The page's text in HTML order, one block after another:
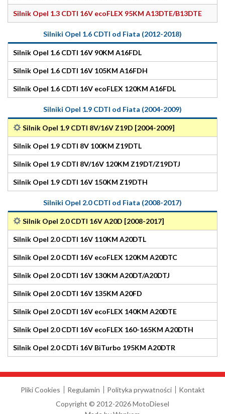
Silnik Opel 1.3 CDTI 16V ecoFLEX 95KM A13DTE/B13DTE
Silniki Opel 1.6 CDTI od Fiata (2012-2018)
Silnik Opel 1.6 CDTI 16V 90KM A16FDL
Silnik Opel 1.6 CDTI 16V 105KM A16FDH
Silnik Opel 1.6 CDTI 16V ecoFLEX 120KM A16FDL
Silniki Opel 1.9 CDTI od Fiata (2004-2009)
Silnik Opel 1.9 CDTI 8V/16V Z19D [2004-2009]
Silnik Opel 1.9 CDTI 8V 100KM Z19DTL
Silnik Opel 1.9 CDTI 8V/16V 120KM Z19DT/Z19DTJ
Silnik Opel 1.9 CDTI 16V 150KM Z19DTH
Silniki Opel 2.0 CDTI od Fiata (2008-2017)
Silnik Opel 2.0 CDTI 16V A20D [2008-2017]
Silnik Opel 2.0 CDTI 16V 110KM A20DTL
Silnik Opel 2.0 CDTI 16V ecoFLEX 120KM A20DTC
Silnik Opel 2.0 CDTI 16V 130KM A20DT/A20DTJ
Silnik Opel 2.0 CDTI 16V 135KM A20FD
Silnik Opel 2.0 CDTI 16V ecoFLEX 140KM A20DTE
Silnik Opel 2.0 CDTI 16V ecoFLEX 160-165KM A20DTH
Silnik Opel 2.0 CDTi 16V BiTurbo 195KM A20DTR
Pliki Cookies Regulamin Polityka prywatności
Kontakt
Copyright © 2012-2026 MotoDiesel